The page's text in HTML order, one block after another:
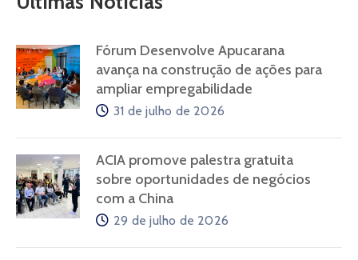
Fórum Desenvolve Apucarana
avança na construção de ações para
ampliar empregabilidade
31 de julho de 2026
ACIA promove palestra gratuita
sobre oportunidades de negócios
com a China
29 de julho de 2026